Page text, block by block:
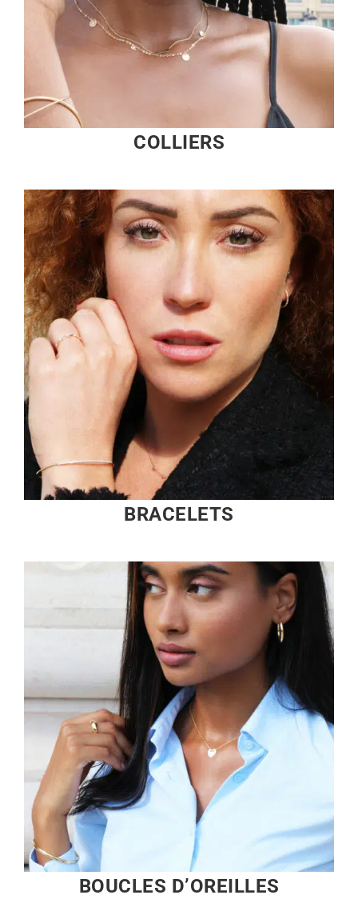
COLLIERS
BRACELETS
BOUCLES D’OREILLES